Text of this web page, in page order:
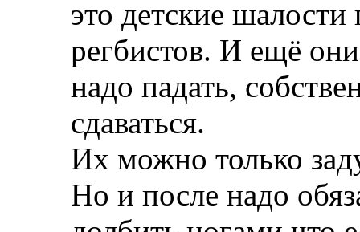
это детские
регбистов. И ещё
надо падать,
сдаваться.
Их можно только
Но и после надо